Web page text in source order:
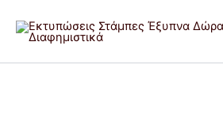
στο
περιεχόμενο
Προσφορά!
price
was:
€14,00.
τρέχουσα
τιμή
είναι:
κούπα